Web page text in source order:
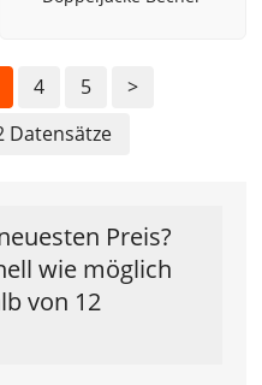
4 5
>
Datensätze
Preis?
wie möglich
von 12